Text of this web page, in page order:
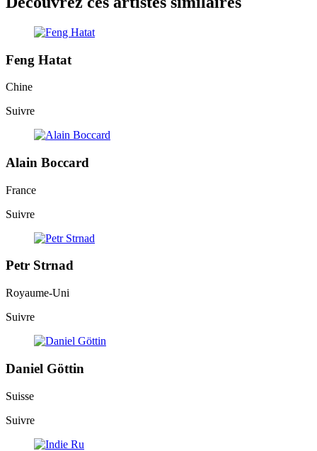
Feng Hatat
Chine
Suivre
Alain Boccard
France
Suivre
Petr Strnad
Royaume-Uni
Suivre
Daniel Göttin
Suisse
Suivre